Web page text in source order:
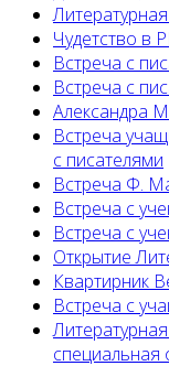
Чудетство в
Встреча с
Встреча с
Александра
Встреча
с писателями
Встреча Ф.
Встреча с
Встреча с
Открытие
Квартирник
Встреча с